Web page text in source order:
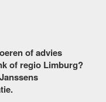
of advies
of regio Limburg?